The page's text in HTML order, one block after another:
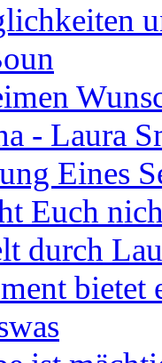
- Laura
Eines
Euch
durch
bietet